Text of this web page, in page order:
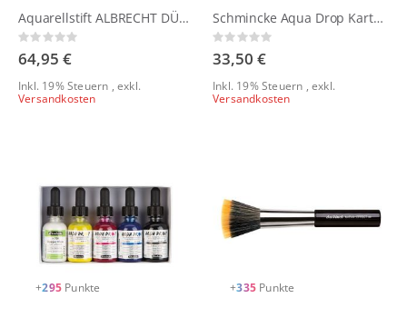
Aquarellstift ALBRECHT DÜRER - 30er Mäppchen + Wassertankpinsel
Rating:
0%
64,95 €
Inkl. 19% Steuern ,exkl.
Versandkosten
Schmincke Aqua Drop Kartonset 5 x 30 ml + Liner
Rating:
0%
33,50 €
Inkl. 19% Steuern ,exkl.
Versandkosten
+295 Punkte +335 Punkte